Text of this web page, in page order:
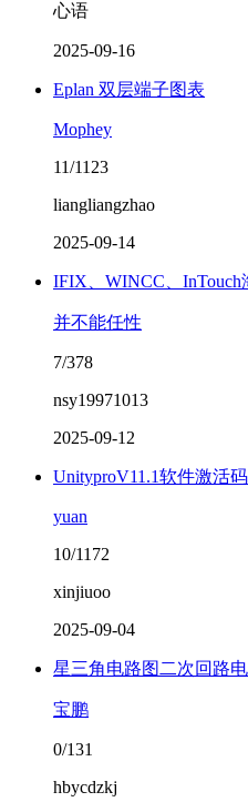
心语
2025-09-16
Eplan 双层端子图表
Mophey
11/1123
liangliangzhao
2025-09-14
IFIX、WINCC、InTouch
并不能任性
7/378
nsy19971013
2025-09-12
UnityproV11.1软件激活码
yuan
10/1172
xinjiuoo
2025-09-04
星三角电路图二次回路
宝鹏
0/131
hbycdzkj